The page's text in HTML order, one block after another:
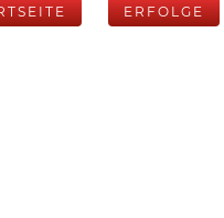
ERFOLGE